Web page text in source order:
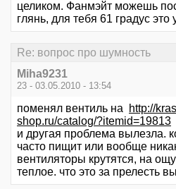
целиком. Фанмэйт можешь
глянь, для тебя 61 градус это
Re: вопрос про шумность
Miha9231
23 - 03.05.2010 - 13:54
поменял вентиль на
http://
shop.ru/catalog/?itemid=19813
и другая проблема вылезла.
часто пищит или вообще
вентиляторы крутятся, на
теплое. что это за прелесть